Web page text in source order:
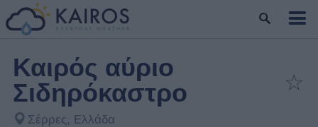
Καιρός αύριο
Σιδηρόκαστρο
☆
Σέρρες, Ελλάδα